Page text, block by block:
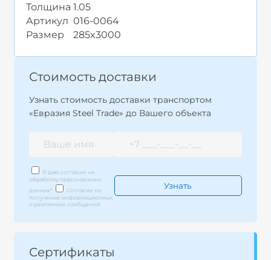
Толщина 1.05
Артикул 016-0064
Размер
285x3000
Стоимость доставки
Узнать стоимость доставки транспортом
«Евразия Steel Trade» до Вашего объекта
Я даю согласие на
обработку персональных
данных*
Согласие на
получение информационных
и рекламных сообщений
Сертификаты